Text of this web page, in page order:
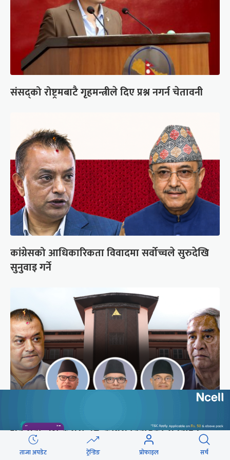
संसद्को रोष्ट्रमबाटै गृहमन्त्रीले दिए प्रश्न नगर्न चेतावनी
कांग्रेसको आधिकारिकता विवादमा सर्वोच्चले सुरुदेखि
सुनुवाइ गर्ने
अब सर्वोच्चले कसरी गर्छ कांग्रेस विवादको सुनुवाइ ?
ताजा अपडेट ट्रेन्डिङ प्रोफाइल सर्च